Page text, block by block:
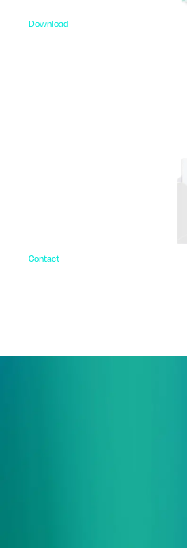
Download
Contact